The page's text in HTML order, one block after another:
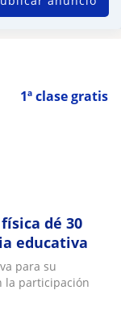
1ª clase gratis
dé 30
educativa
para su
la participación